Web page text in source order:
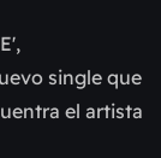
single que
el artista